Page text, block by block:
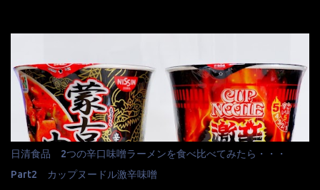
いた）が料理に必ず付いてきたものです。 でも流石にファミレ
スでは・・・それは無いね！残念だ～ 今回はすかいらーくグルー
プで、タイ料理をどの様に再現して提供しているか？を見るだけ
だなぁ～ 因みにガパオ＝ホーリーバジルなのです。 肉は通常チ
キンが多く豚や牛もあります。 肉は挽肉みたいなミンチではな
く、粗挽きの肉になるんです。 それに現地バンコクでは、卵は固
焼きが本来です。 今回はほぼ全熟の目玉焼きで、これは日本風
ている訳で何故に敢えて本商品をリリースするの？ 確かに販売価
格は、緑のたぬきの実売は108円位で、ごつ盛り天ぷらそばは98円
でした。 殆ど変わらないじゃないか！？ そこで何が違うか・・・
メーカーHPから情報を得てみた。 ■原材料 比較（相手に含まれ
て居ない物質を赤色） ☆緑のたぬき 油揚げめん(小麦粉(国内製
造)、そば粉、植物油脂、植物性たん白、食塩、とろろ芋、卵白)、
かやく(小えびてんぷら、 かまぼこ )、添付調味料(砂糖、食塩、し
ょうゆ、魚介エキス、たん白加水分解物、香辛料、ねぎ、香味油
日清食品 2つの辛口味噌ラーメンを食べ比べてみたら・・・
Part2 カップヌードル激辛味噌